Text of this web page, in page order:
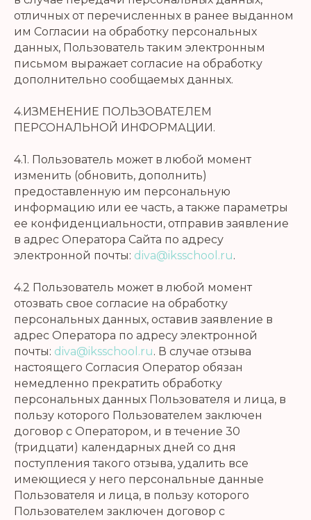
отличных от перечисленных в ранее выданном
им Согласии на обработку персональных
данных, Пользователь таким электронным
письмом выражает согласие на обработку
дополнительно сообщаемых данных.
4.ИЗМЕНЕНИЕ ПОЛЬЗОВАТЕЛЕМ
ПЕРСОНАЛЬНОЙ ИНФОРМАЦИИ.
4.1. Пользователь может в любой момент
изменить (обновить, дополнить)
предоставленную им персональную
информацию или ее часть, а также параметры
ее конфиденциальности, отправив заявление
в адрес Оператора Сайта по адресу
электронной почты: diva@iksschool.ru.
4.2 Пользователь может в любой момент
отозвать свое согласие на обработку
персональных данных, оставив заявление в
адрес Оператора по адресу электронной
почты: diva@iksschool.ru. В случае отзыва
настоящего Согласия Оператор обязан
немедленно прекратить обработку
персональных данных Пользователя и лица, в
пользу которого Пользователем заключен
договор с Оператором, и в течение 30
(тридцати) календарных дней со дня
поступления такого отзыва, удалить все
имеющиеся у него персональные данные
Пользователя и лица, в пользу которого
Пользователем заключен договор с